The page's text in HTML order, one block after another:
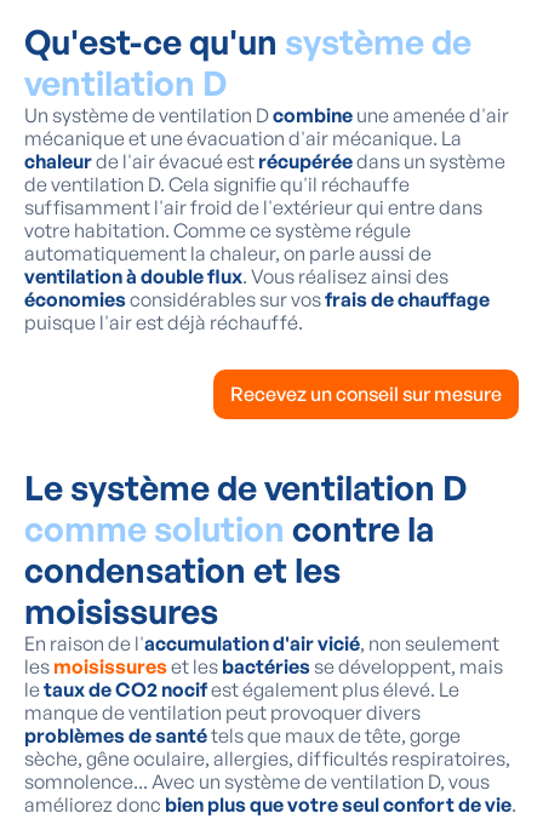
Qu'est-ce qu'un système de
ventilation D
Un système de ventilation Dcombine une amenée d'air
mécanique et une évacuation d'air mécanique. La
chaleurde l'air évacué est récupéréedans un système
de ventilation D. Cela signifie qu'il réchauffe
suffisamment l'air froid de l'extérieur qui entre dans
votre habitation. Comme ce système régule
automatiquement la chaleur, on parle aussi de
ventilation à double flux. Vous réalisez ainsi des
économiesconsidérables sur vosfrais de chauffage
puisque l'air est déjà réchauffé.
Recevez un conseil sur mesure
Le système de ventilation D
comme solution contre la
condensation et les
moisissures
En raison de l'accumulation d'air vicié, non seulement
les moisissureset les bactériesse développent, mais
letaux de CO2 nocifest également plus élevé. Le
manque de ventilation peut provoquer divers
problèmes de santétels que maux de tête, gorge
sèche, gêne oculaire, allergies, difficultés respiratoires,
somnolence... Avec un système de ventilation D, vous
améliorez donc bien plus que votre seul confort de vie.